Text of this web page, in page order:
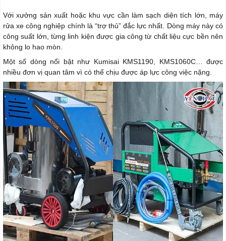
Với xưởng sản xuất hoặc khu vực cần làm sạch diện tích lớn, máy
rửa xe công nghiệp chính là “trợ thủ” đắc lực nhất. Dòng máy này có
công suất lớn, từng linh kiện được gia công từ chất liệu cực bền nên
không lo hao mòn.
Một số dòng nổi bật như Kumisai KMS1190, KMS1060C… được
nhiều đơn vị quan tâm vì có thể chịu được áp lực công việc nặng.